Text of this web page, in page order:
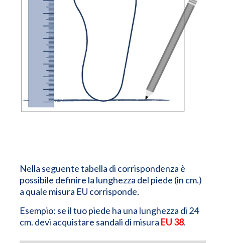
Nella seguente tabella di corrispondenza è
possibile definire la lunghezza del piede (in cm.)
a quale misura EU corrisponde.
Esempio: se il tuo piede ha una lunghezza di 24
cm. devi acquistare sandali di misura EU 38.